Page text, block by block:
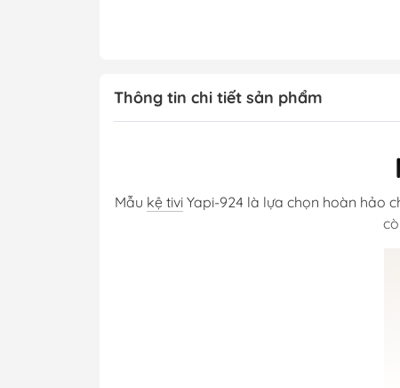
Thông tin chi tiết sản phẩm
Mẫu kệ tiviYapi-924 là lựa chọn hoàn hảo